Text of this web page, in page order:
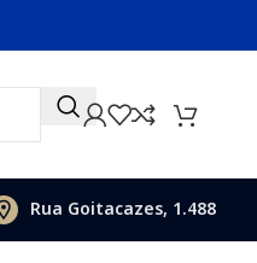
Rua Goitacazes, 1.488